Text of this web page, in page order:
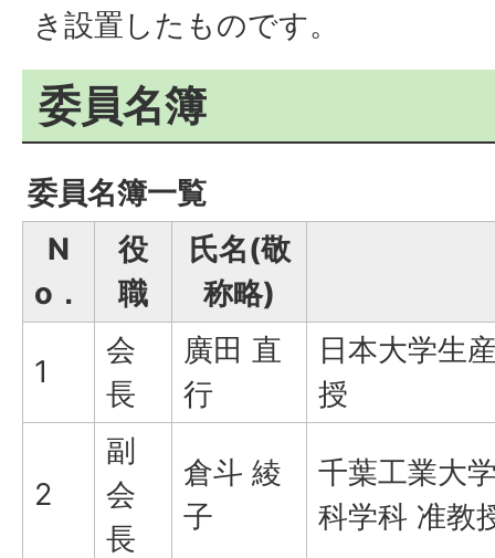
き設置したものです。
委員名簿
委員名簿一覧
N
o．
役
職
氏名(敬
称略)
1
会
長
廣田 直
行
日本大学生
授
2
副
会
長
倉斗 綾
子
千葉工業大
科学科 准教